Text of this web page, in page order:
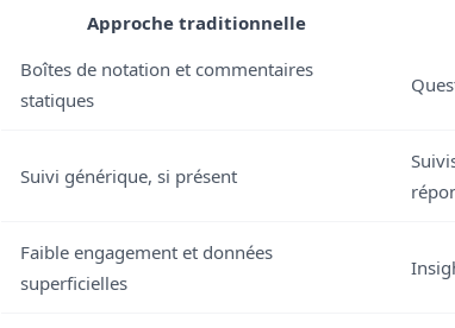
Approche traditionnelle
Boîtes de notation et commentaires
statiques
Suivi générique, si présent
Faible engagement et données
superficielles